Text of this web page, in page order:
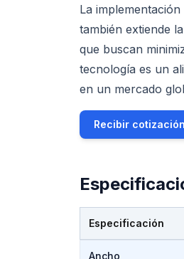
La implementación
también extiende
que buscan
tecnología es un
en un mercado
Recibir
Especificación
Ancho